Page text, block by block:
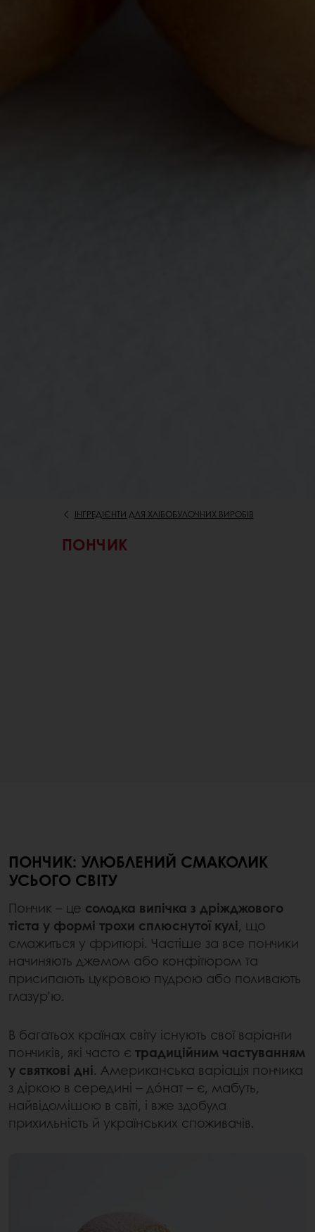
ІНГРЕДІЄНТИ ДЛЯ ХЛІБОБУЛОЧНИХ ВИРОБІВ
ПОНЧИК
ПОНЧИК: УЛЮБЛЕНИЙ СМАКОЛИК
УСЬОГО СВІТУ
Пончик – це солодка випічка з дріжджового
тіста у формі трохи сплюснутої кулі, що
смажиться у фритюрі. Частіше за все пончики
начиняють джемом або конфітюром та
присипають цукровою пудрою або поливають
глазур’ю.
В багатьох країнах світу існують свої варіанти
пончиків, які часто є традиційним частуванням
у святкові дні. Американська варіація пончика
з діркою в середині – дóнат – є, мабуть,
найвідомішою в світі, і вже здобула
прихильність й українських споживачів.